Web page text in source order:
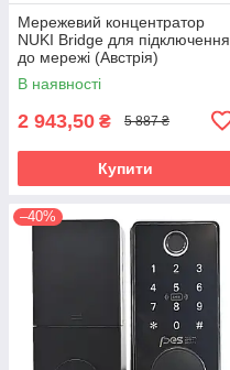
Мережевий концентратор
NUKI Bridge для підключення
до мережі (Австрія)
В наявності
2 943,50 ₴ 5 887 ₴
Купити
–40%